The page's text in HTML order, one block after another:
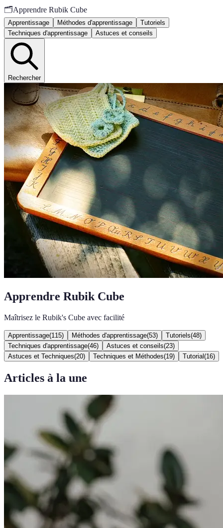
🗂️Apprendre Rubik Cube
Apprentissage Méthodes d'apprentissage
Tutoriels
Techniques d'apprentissage
Astuces et conseils
Rechercher
Apprendre Rubik Cube
Maîtrisez le Rubik's Cube avec facilité
Apprentissage(115) Méthodes d'apprentissage(53) Tutoriels(48)
Techniques d'apprentissage(46) Astuces et conseils(23)
Astuces et Techniques(20) Techniques et Méthodes(19) Tutorial (16)
Articles à la une